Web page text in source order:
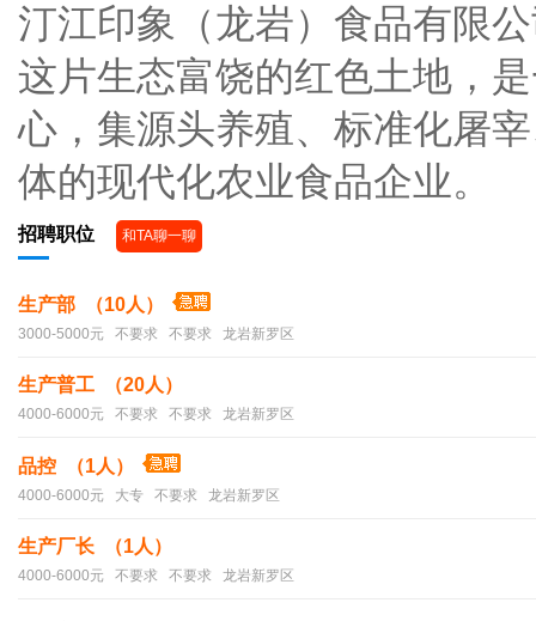
汀江印象（龙岩）食品有限
这片生态富饶的红色土地，
心，集源头养殖、标准化屠
体的现代化农业食品企业。
招聘职位 和TA聊一聊
生产部 （10人）
3000-5000元 不要求 不要求 龙岩新罗区
生产普工 （20人）
4000-6000元 不要求 不要求 龙岩新罗区
品控 （1人）
4000-6000元 大专 不要求 龙岩新罗区
生产厂长 （1人）
4000-6000元 不要求 不要求 龙岩新罗区